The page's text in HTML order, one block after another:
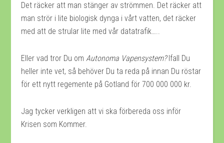
Det räcker att man stänger av strömmen. Det räcker att
man strör i lite biologisk dynga i vårt vatten, det räcker
med att de strular lite med vår datatrafik…..
Eller vad tror Du omAutonoma Vapensystem? Ifall Du
heller inte vet, så behöver Du ta reda på innan Du röstar
för ett nytt regemente på Gotland för 700 000 000 kr.
Jag tycker verkligen att vi ska förbereda oss inför
Krisen som Kommer.